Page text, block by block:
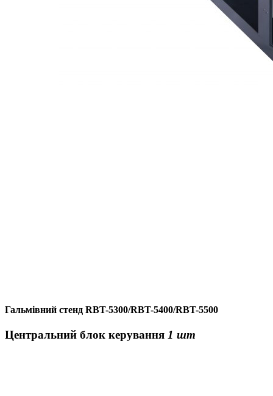
Гальмівний стенд RBT-5300/RBT-5400/RBT-5500
Центральний блок керування 1 шт